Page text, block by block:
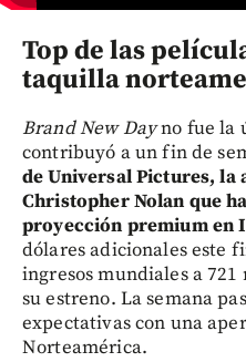
Top de las
taquilla
Brand New Dayno fue la
contribuyó a un fin de
de Universal Pictures, la
Christopher Nolan que
proyección premium en
dólares adicionales este
ingresos mundiales a
su estreno. La semana
expectativas con una
Norteamérica.